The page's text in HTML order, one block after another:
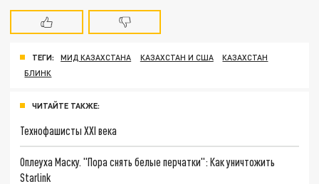
ТЕГИ: МИД КАЗАХСТАНА КАЗАХСТАН И США
КАЗАХСТАН
БЛИНК
ЧИТАЙТЕ ТАКЖЕ:
Технофашисты XXI века
Оплеуха Маску. "Пора снять белые перчатки": Как уничтожить
Starlink